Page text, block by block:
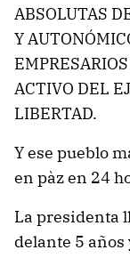
ABSOLUTAS
Y
ACTIVO DEL
LIBERTAD.
Y ese pueblo
en pàz en 24
La presidenta
delante 5 años